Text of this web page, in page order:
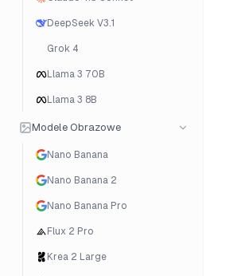
DeepSeek V3.1
Grok 4
Llama 3 70B
Llama 3 8B
Modele Obrazowe
Nano Banana
Nano Banana 2
Nano Banana Pro
Flux 2 Pro
Krea 2 Large